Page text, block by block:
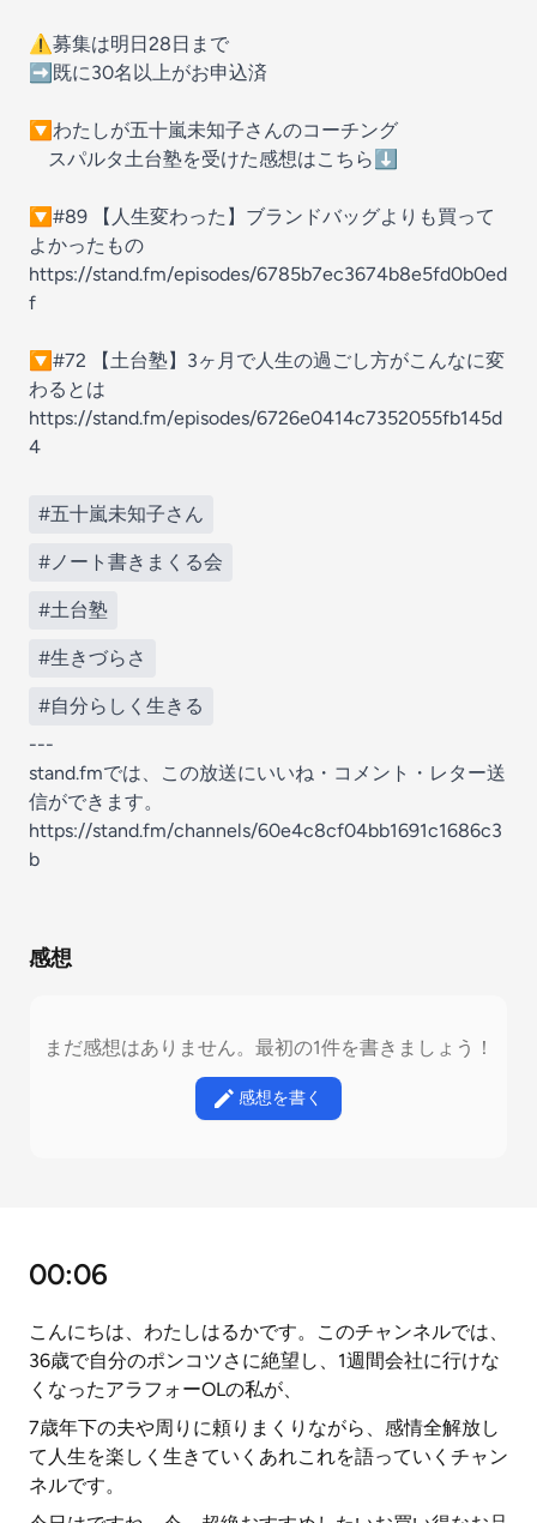
⚠️募集は明日28日まで
➡️既に30名以上がお申込済
🔽わたしが五十嵐未知子さんのコーチング
スパルタ土台塾を受けた感想はこちら⬇️
🔽#89 【人生変わった】ブランドバッグよりも買って
よかったもの
https://stand.fm/episodes/6785b7ec3674b8e5fd0b0ed
f
🔽#72 【土台塾】3ヶ月で人生の過ごし方がこんなに変
わるとは
https://stand.fm/episodes/6726e0414c7352055fb145d
4
#五十嵐未知子さん
#ノート書きまくる会
#土台塾
#生きづらさ
#自分らしく生きる
---
stand.fmでは、この放送にいいね・コメント・レター送
信ができます。
https://stand.fm/channels/60e4c8cf04bb1691c1686c3
b
感想
まだ感想はありません。最初の1件を書きましょう！
感想を書く
00:06
こんにちは、わたしはるかです。このチャンネルでは、
36歳で自分のポンコツさに絶望し、1週間会社に行けな
くなったアラフォーOLの私が、
7歳年下の夫や周りに頼りまくりながら、感情全解放し
て人生を楽しく生きていくあれこれを語っていくチャン
ネルです。